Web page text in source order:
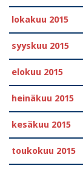
lokakuu 2015
syyskuu 2015
elokuu 2015
heinäkuu 2015
kesäkuu 2015
toukokuu 2015